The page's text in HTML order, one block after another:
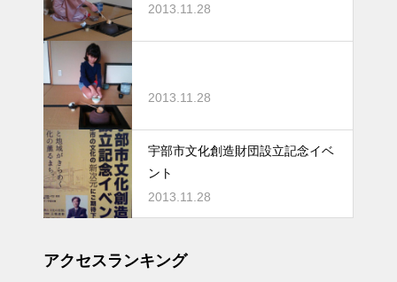
2013.11.28
2013.11.28
宇部市文化創造財団設立記念イベ
ント
2013.11.28
アクセスランキング